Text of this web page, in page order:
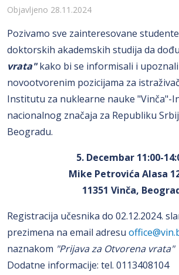
Detalji
Objavljeno 28.11.2024
Pozivamo sve zainteresovane
doktorskih akademskih studija da
vrata"kako bi se informisali i upoznali
novootvorenim pozicijama za
Institutu za nuklearne nauke "Vinča"-
nacionalnog značaja za Republiku
Beogradu.
5. Decembar 11:00-
Mike Petrovića Alasa
11351 Vinča,
Registracija učesnika do 02.12.2024.
prezimena na email adresu
naznakom "Prijava za Otvorena vrata"
Dodatne informacije: tel. 0113408104